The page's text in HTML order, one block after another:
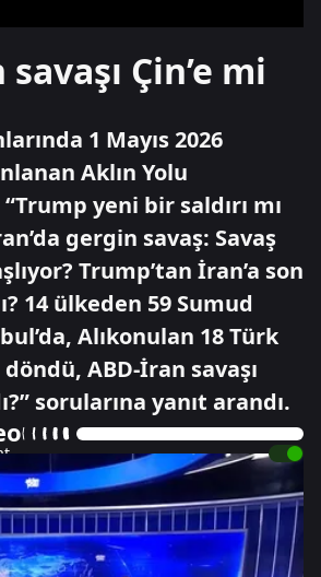
Çin’e mi
1 Mayıs 2026
Aklın Yolu
yeni bir saldırı mı
gergin savaş: Savaş
Trump’tan İran’a son
14 ülkeden 59 Sumud
Alıkonulan 18 Türk
ABD-İran savaşı
sorularına yanıt arandı.